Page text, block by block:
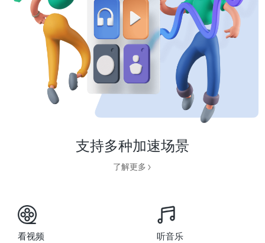
支持多种加速场景
了解更多
看视频 听音乐